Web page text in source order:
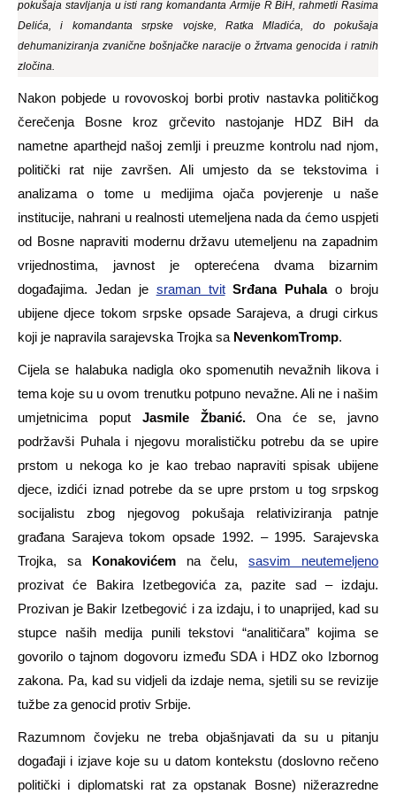
pokušaja stavljanja u isti rang komandanta Armije R BiH, rahmetli Rasima
Delića, i komandanta srpske vojske, Ratka Mladića, do pokušaja
dehumaniziranja zvanične bošnjačke naracije o žrtvama genocida i ratnih
zločina.
Nakon pobjede u rovovoskoj borbi protiv nastavka političkog
čerečenja Bosne kroz grčevito nastojanje HDZ BiH da
nametne aparthejd našoj zemlji i preuzme kontrolu nad njom,
politički rat nije završen. Ali umjesto da se tekstovima i
analizama o tome u medijima ojača povjerenje u naše
institucije, nahrani u realnosti utemeljena nada da ćemo uspjeti
od Bosne napraviti modernu državu utemeljenu na zapadnim
vrijednostima, javnost je opterećena dvama bizarnim
događajima. Jedan je sraman tvit Srđana Puhalao broju
ubijene djece tokom srpske opsade Sarajeva, a drugi cirkus
koji je napravila sarajevska Trojka sa NevenkomTromp.
Cijela se halabuka nadigla oko spomenutih nevažnih likova i
tema koje su u ovom trenutku potpuno nevažne. Ali ne i našim
umjetnicima poput Jasmile Žbanić.Ona će se, javno
podržavši Puhala i njegovu moralističku potrebu da se upire
prstom u nekoga ko je kao trebao napraviti spisak ubijene
djece, izdići iznad potrebe da se upre prstom u tog srpskog
socijalistu zbog njegovog pokušaja relativiziranja patnje
građana Sarajeva tokom opsade 1992. – 1995. Sarajevska
Trojka, sa Konakovićemna čelu,sasvim neutemeljeno
prozivat će Bakira Izetbegovića za, pazite sad – izdaju.
Prozivan je Bakir Izetbegović i za izdaju, i to unaprijed, kad su
stupce naših medija punili tekstovi “analitičara” kojima se
govorilo o tajnom dogovoru između SDA i HDZ oko Izbornog
zakona. Pa, kad su vidjeli da izdaje nema, sjetili su se revizije
tužbe za genocid protiv Srbije.
Razumnom čovjeku ne treba objašnjavati da su u pitanju
događaji i izjave koje su u datom kontekstu (doslovno rečeno
politički i diplomatski rat za opstanak Bosne) nižerazredne